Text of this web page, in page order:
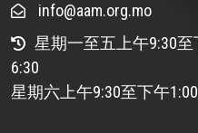
info@aam.org.mo
星期一至五上午9:30
6:30
星期六上午9:30至下午1:00